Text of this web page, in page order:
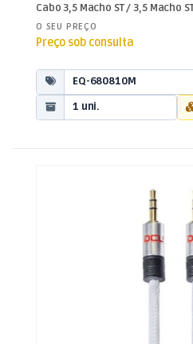
Cabo 3,5 Macho ST / 3,5 Macho
O SEU PREÇO
Preço sob consulta
EQ-680810M
1 uni.